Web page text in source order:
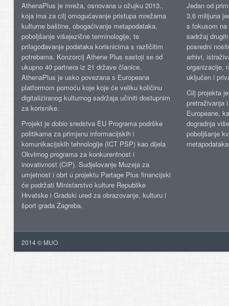
AthenaPlus je mreža, osnovana u ožujku 2013.,
koja ima za cilj omogućavanje pristupa mrežama
kulturne baštine, obogaćivanje metapodataka,
poboljšanje višejezične terminologije, te
prilagođavanje podataka korisnicima s različitim
potrebama. Konzorcij Athene Plus sastoji se od
ukupno 40 partnera iz 21 države članice.
AthenaPlus je usko povezana s Europeana
platformom pomoću koje koje će veliku količinu
digitaliziranog kulturnog sadržaja učiniti dostupnim
za korisnike.
Projekt je dobio sredstva EU Programa podrške
politikama za primjenu informacijskih i
komunikacijskih tehnologije (ICT PSP) kao dijela
Okvirnog programa za konkurentnost i
inovativnost (CIP). Sudjelovanje Muzeja za
umjetnost i obrt u projektu Partage Plus financijski
će podržati Ministarstvo kulture Republike
Hrvatske i Gradski ured za obrazovanje, kulturu i
šport grada Zagreba.
Jedan od
3,6 milijuna
s fokusom
sadržaj
posredni
arhivi,
organizacije,
uključen i
Cilj projekta
pretraživanja
Europeane,
dogradnja
poboljšanje
2014 © MUO